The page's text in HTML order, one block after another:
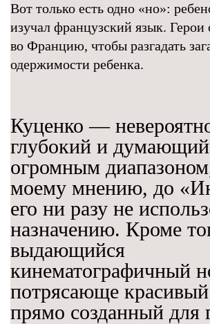
Вот только есть одно «но»:
изучал французский язык. Герои
во Францию, чтобы разгадать
одержимости ребенка.
Куценко —
глубокий и думающий
огромным
моему мнению, до
его ни разу не
назначению. Кроме
выдающийся
кинематографичный
потрясающе красивый
прямо созданный для